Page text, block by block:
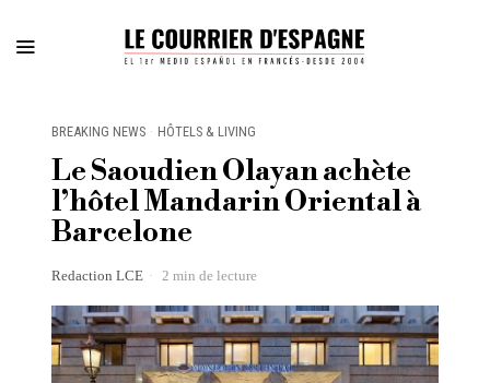
BREAKING NEWS · HÔTELS & LIVING
Le Saoudien Olayan achète
l’hôtel Mandarin Oriental à
Barcelone
Redaction LCE 2 min de lecture